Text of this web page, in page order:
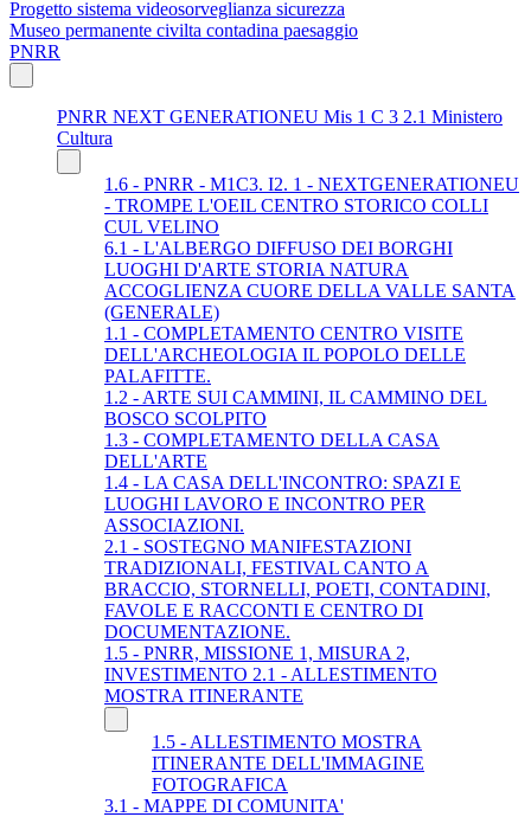
Progetto sistema videosorveglianza sicurezza
Museo permanente civilta contadina paesaggio
PNRR
PNRR NEXT GENERATIONEU Mis 1 C 3 2.1 Ministero
Cultura
1.6 - PNRR - M1C3. I2. 1 - NEXTGENERATIONEU
- TROMPE L'OEIL CENTRO STORICO COLLI
CUL VELINO
6.1 - L'ALBERGO DIFFUSO DEI BORGHI
LUOGHI D'ARTE STORIA NATURA
ACCOGLIENZA CUORE DELLA VALLE SANTA
(GENERALE)
1.1 - COMPLETAMENTO CENTRO VISITE
DELL'ARCHEOLOGIA IL POPOLO DELLE
PALAFITTE.
1.2 - ARTE SUI CAMMINI, IL CAMMINO DEL
BOSCO SCOLPITO
1.3 - COMPLETAMENTO DELLA CASA
DELL'ARTE
1.4 - LA CASA DELL'INCONTRO: SPAZI E
LUOGHI LAVORO E INCONTRO PER
ASSOCIAZIONI.
2.1 - SOSTEGNO MANIFESTAZIONI
TRADIZIONALI, FESTIVAL CANTO A
BRACCIO, STORNELLI, POETI, CONTADINI,
FAVOLE E RACCONTI E CENTRO DI
DOCUMENTAZIONE.
1.5 - PNRR, MISSIONE 1, MISURA 2,
INVESTIMENTO 2.1 - ALLESTIMENTO
MOSTRA ITINERANTE
1.5 - ALLESTIMENTO MOSTRA
ITINERANTE DELL'IMMAGINE
FOTOGRAFICA
3.1 - MAPPE DI COMUNITA'